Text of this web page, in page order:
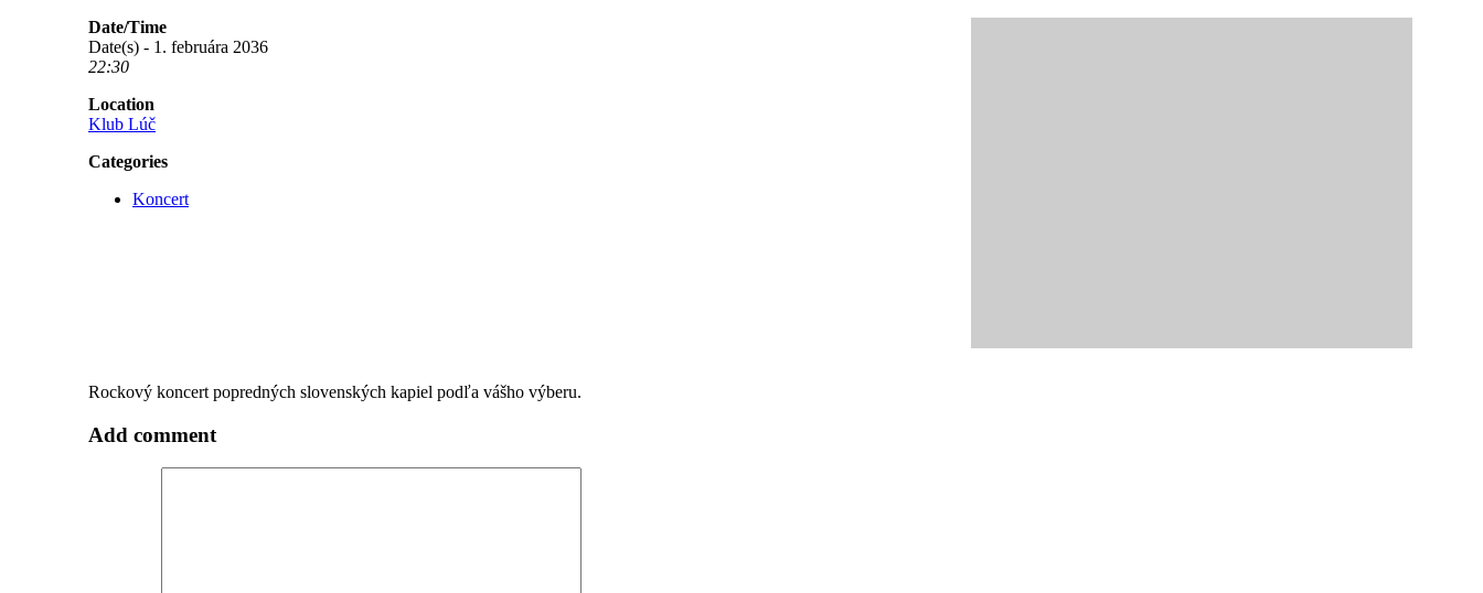
Date/Time
Date(s) - 1. februára 2036
22:30
Location
Klub Lúč
Categories
Koncert
Rockový koncert popredných slovenských kapiel podľa vášho výberu.
Add comment